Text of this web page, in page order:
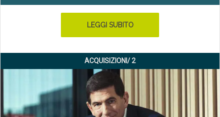
LEGGI SUBITO
ACQUISIZIONI/ 2